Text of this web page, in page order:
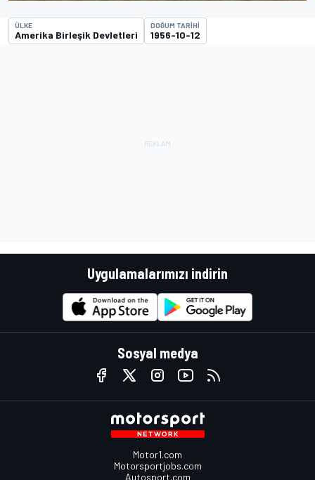
ÜLKE
Amerika Birleşik Devletleri
DOĞUM TARIHI
1956-10-12
Uygulamalarımızı indirin
Sosyal medya
Motor1.com
Motorsportjobs.com
Autosport.com